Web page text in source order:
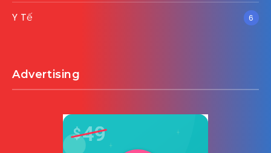
Y Tế 6
Advertising